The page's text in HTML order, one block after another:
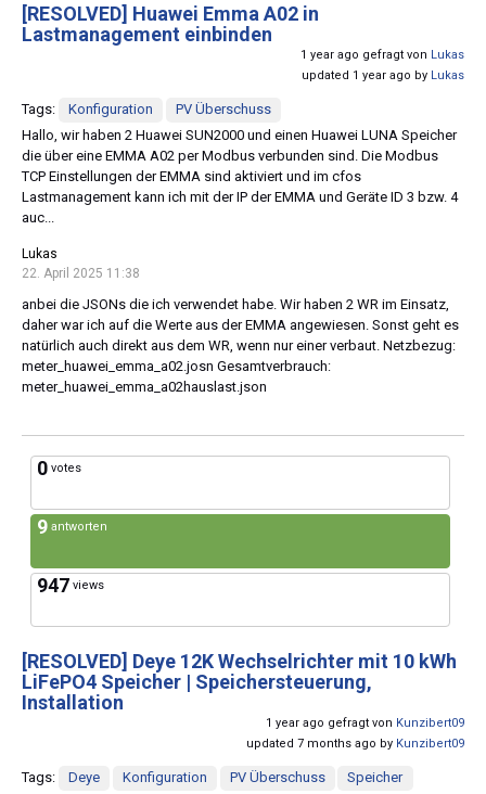
[RESOLVED] Huawei Emma A02 in
Lastmanagement einbinden
1 year ago gefragt von Lukas
updated 1 year ago by Lukas
Tags: Konfiguration
PV Überschuss
Hallo, wir haben 2 Huawei SUN2000 und einen Huawei LUNA Speicher
die über eine EMMA A02 per Modbus verbunden sind. Die Modbus
TCP Einstellungen der EMMA sind aktiviert und im cfos
Lastmanagement kann ich mit der IP der EMMA und Geräte ID 3 bzw. 4
auc...
Lukas
22. April 2025 11:38
anbei die JSONs die ich verwendet habe. Wir haben 2 WR im Einsatz,
daher war ich auf die Werte aus der EMMA angewiesen. Sonst geht es
natürlich auch direkt aus dem WR, wenn nur einer verbaut. Netzbezug:
meter_huawei_emma_a02.josn Gesamtverbrauch:
meter_huawei_emma_a02hauslast.json
0 votes
9 antworten
947 views
[RESOLVED] Deye 12K Wechselrichter mit 10 kWh
LiFePO4 Speicher | Speichersteuerung,
Installation
1 year ago gefragt von Kunzibert09
updated 7 months ago by Kunzibert09
Tags: Deye Konfiguration PV Überschuss
Speicher